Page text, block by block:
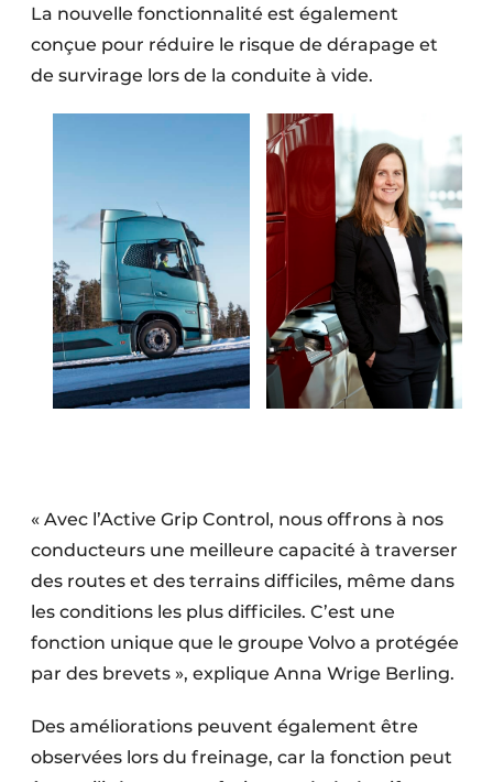
La nouvelle fonctionnalité est également
conçue pour réduire le risque de dérapage et
de survirage lors de la conduite à vide.
« Avec l’Active Grip Control, nous offrons à nos
conducteurs une meilleure capacité à traverser
des routes et des terrains difficiles, même dans
les conditions les plus difficiles. C’est une
fonction unique que le groupe Volvo a protégée
par des brevets », explique Anna Wrige Berling.
Des améliorations peuvent également être
observées lors du freinage, car la fonction peut